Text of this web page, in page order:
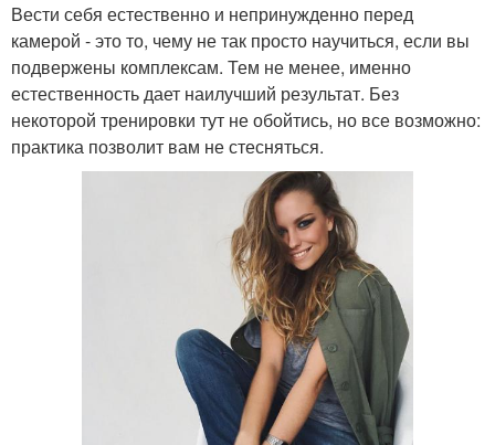
Вести себя естественно и непринужденно перед
камерой - это то, чему не так просто научиться, если вы
подвержены комплексам. Тем не менее, именно
естественность дает наилучший результат. Без
некоторой тренировки тут не обойтись, но все возможно:
практика позволит вам не стесняться.